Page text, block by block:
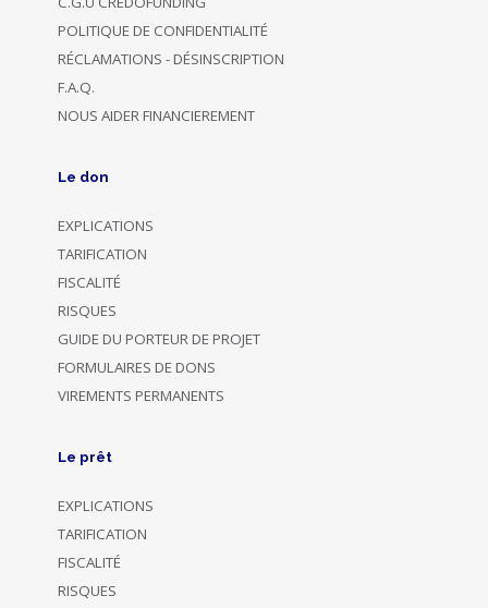
POLITIQUE DE CONFIDENTIALITÉ
RÉCLAMATIONS - DÉSINSCRIPTION
F.A.Q.
NOUS AIDER FINANCIEREMENT
Le don
EXPLICATIONS
TARIFICATION
FISCALITÉ
RISQUES
GUIDE DU PORTEUR DE PROJET
FORMULAIRES DE DONS
VIREMENTS PERMANENTS
Le prêt
EXPLICATIONS
TARIFICATION
FISCALITÉ
RISQUES